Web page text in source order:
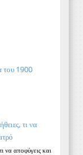
του 1900
τι να
να αποφύγεις και